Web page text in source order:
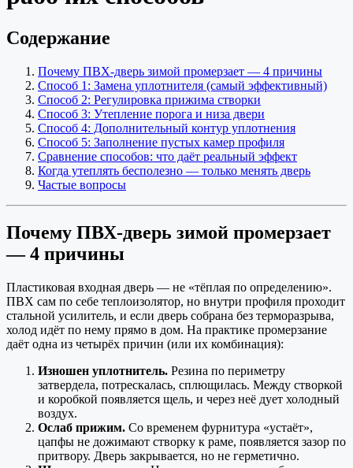
Содержание
Почему ПВХ-дверь зимой промерзает — 4 причины
Способ 1: Замена уплотнителя (самый эффективный)
Способ 2: Регулировка прижима створки
Способ 3: Утепление порога и низа двери
Способ 4: Дополнительный контур уплотнения
Способ 5: Заполнение пустых камер профиля
Сравнение способов: что даёт реальный эффект
Когда утеплять бесполезно — только менять дверь
Частые вопросы
Почему ПВХ-дверь зимой промерзает
— 4 причины
Пластиковая входная дверь — не «тёплая по определению».
ПВХ сам по себе теплоизолятор, но внутри профиля проходит
стальной усилитель, и если дверь собрана без терморазрыва,
холод идёт по нему прямо в дом. На практике промерзание
даёт одна из четырёх причин (или их комбинация):
Изношен уплотнитель. Резина по периметру
затвердела, потрескалась, сплющилась. Между створкой
и коробкой появляется щель, и через неё дует холодный
воздух.
Ослаб прижим. Со временем фурнитура «устаёт»,
цапфы не дожимают створку к раме, появляется зазор по
притвору. Дверь закрывается, но не герметично.